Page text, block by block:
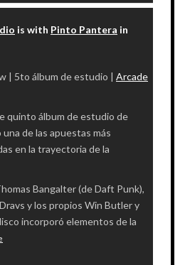
is with Pinto Pantera in
| 5to álbum de estudio | Arcade
quinto álbum de estudio de
de las apuestas más
en la trayectoria de la
Bangalter (de Daft Punk),
y los propios Win Butler y
incorporó elementos de la